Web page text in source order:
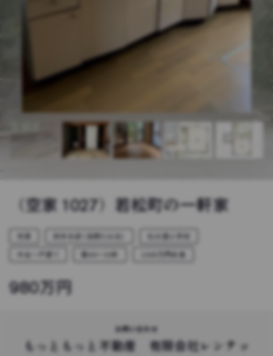
（空家 1027）若松町の一軒家
売買 郊外北部（浅野川以北）
杜の里小学校
中古一戸建て
築40〜50年 1000万円未満
980万円
お問い合わせ
もっともっと不動産 有限会社レンテッ